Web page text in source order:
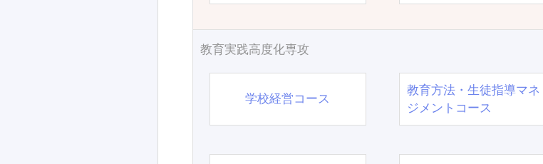
教育実践高度化専攻
学校経営コース
教育方法・生徒指導マネ
ジメントコース